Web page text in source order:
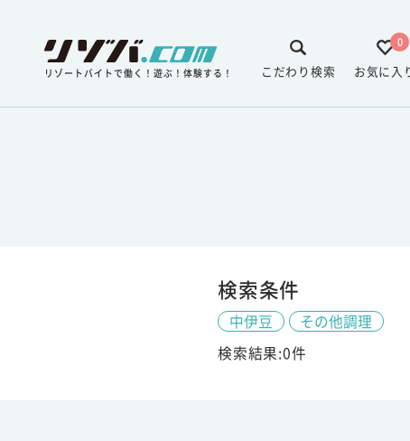
リゾートバイトで働く！遊ぶ！体験する！
0
お気に入
こだわり検索
検索条件
中伊豆
その他調理
検索結果:0件